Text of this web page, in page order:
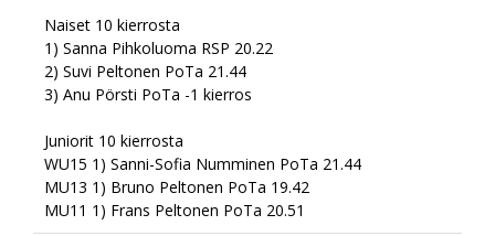
Naiset 10 kierrosta
1) Sanna Pihkoluoma RSP 20.22
2) Suvi Peltonen PoTa 21.44
3) Anu Pörsti PoTa -1 kierros
Juniorit 10 kierrosta
WU15 1) Sanni-Sofia Numminen PoTa 21.44
MU13 1) Bruno Peltonen PoTa 19.42
MU11 1) Frans Peltonen PoTa 20.51